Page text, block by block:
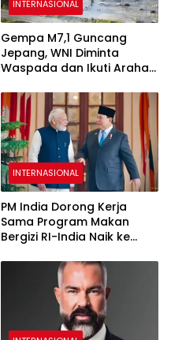
INTERNASIONAL
Gempa M7,1 Guncang
Jepang, WNI Diminta
Waspada dan Ikuti Arahan
INTERNASIONAL
PM India Dorong Kerja
Sama Program Makan
Bergizi RI-India Naik ke